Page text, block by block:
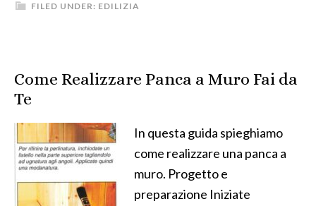
FILED UNDER: EDILIZIA
Come Realizzare Panca a Muro Fai da
Te
In questa guida spieghiamo
come realizzare una panca a
muro. Progetto e
preparazione Iniziate